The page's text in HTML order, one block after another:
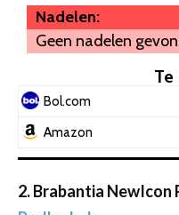
Nadelen:
Geen nadelen
Bol.com
Amazon
2. Brabantia NewIcon